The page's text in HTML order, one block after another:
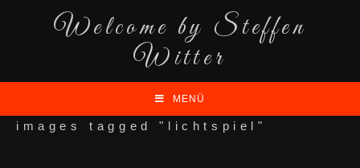
Welcome by Steffen
Witter
MENÜ
images tagged "lichtspiel"